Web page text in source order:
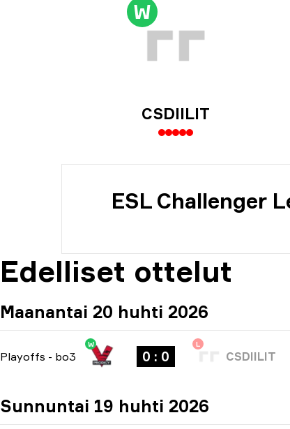
W
CSDIILIT
ESL Challenger
Edelliset ottelut
Maanantai 20 huhti 2026
Playoffs - bo3
W
0 : 0
L
CSDIILIT
Sunnuntai 19 huhti 2026